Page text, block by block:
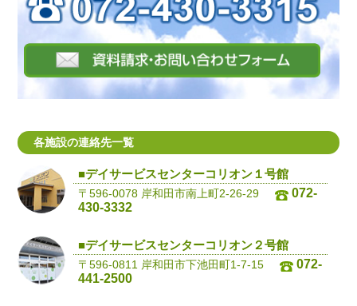
各施設の連絡先一覧
■デイサービスセンターコリオン１号館
〒596-0078 岸和田市南上町2-26-29
072-
430-3332
■デイサービスセンターコリオン２号館
〒596-0811 岸和田市下池田町1-7-15
072-
441-2500